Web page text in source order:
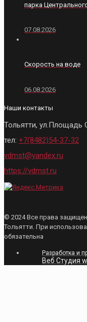
парка
07.08.2026
Скорость на воде
06.08.2026
Наши контакты
Тольятти, ул.Площадь
тел: +7(8482)54-37-32
vdmst@yandex.ru
https://vdmst.ru
© 2024 Все права
Тольятти. При
обязательна
Разработка и
Веб Студия